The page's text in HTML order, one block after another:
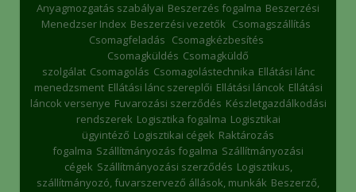
Anyagmozgatás szabályai Beszerzés fogalma Beszerzési
Menedzser Index Beszerzési vezetők Csomagszállítás
Csomagfeladás Csomagkézbesítés
Csomagküldés Csomagküldő
szolgálat Csomagolás Csomagolástechnika Ellátási lánc
menedzsment Ellátási lánc szereplői Ellátási láncok Ellátási
láncok versenye Fuvarozási szerződés Készletgazdálkodási
rendszerek Logisztika fogalma Logisztikai
ügyintéző Logisztikai cégek Raktározás
fogalma Szállítmányozás fogalma Szállítmányozási
cégek Szállítmányozási szerződés Logisztikus,
szállítmányozó, fuvarszervező állások, munkák Beszerző,